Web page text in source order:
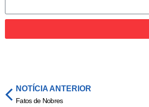
NOTÍCIA ANTERIOR
Fatos de Nobres